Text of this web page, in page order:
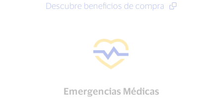
Descubre beneficios de compra
Emergencias Médicas